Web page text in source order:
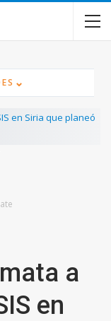
⌄
a
en